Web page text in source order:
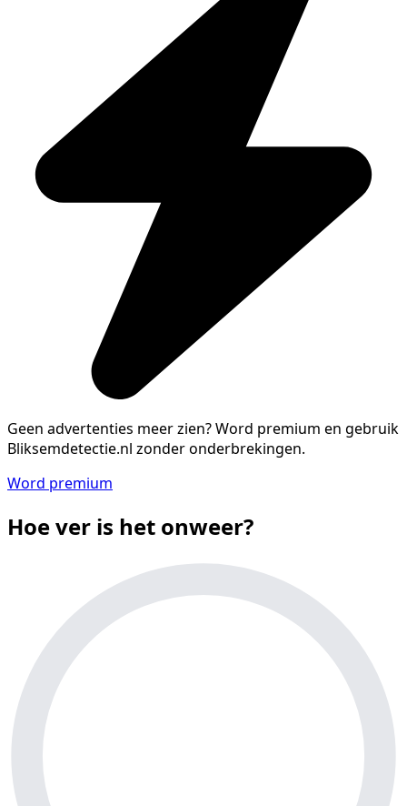
Geen advertenties meer zien?Word premium en gebruik
Bliksemdetectie.nl zonder onderbrekingen.
Word premium
Hoe ver is het onweer?